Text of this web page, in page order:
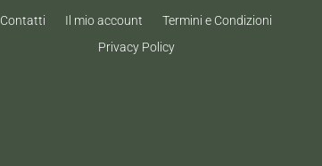
Contatti Il mio account
Termini e Condizioni
Privacy Policy